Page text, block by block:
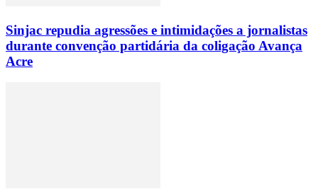
Sinjac repudia agressões e intimidações a jornalistas
durante convenção partidária da coligação Avança
Acre